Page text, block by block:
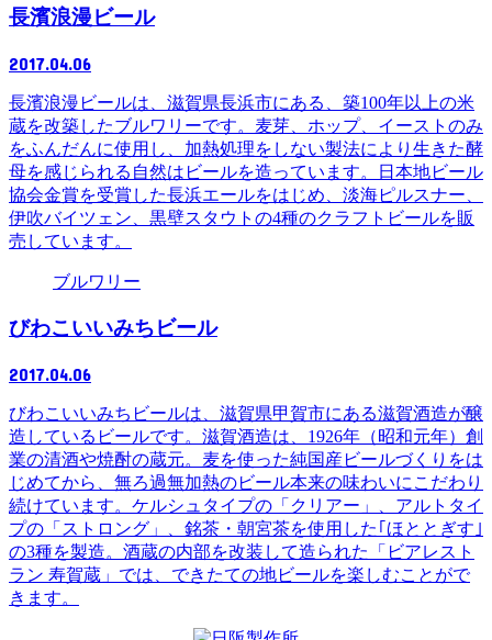
長濱浪漫ビール
2017.04.06
長濱浪漫ビールは、滋賀県長浜市にある、築100年以上の米
蔵を改築したブルワリーです。麦芽、ホップ、イーストのみ
をふんだんに使用し、加熱処理をしない製法により生きた酵
母を感じられる自然はビールを造っています。日本地ビール
協会金賞を受賞した長浜エールをはじめ、淡海ピルスナー、
伊吹バイツェン、黒壁スタウトの4種のクラフトビールを販
売しています。
ブルワリー
びわこいいみちビール
2017.04.06
びわこいいみちビールは、滋賀県甲賀市にある滋賀酒造が醸
造しているビールです。滋賀酒造は、1926年（昭和元年）創
業の清酒や焼酎の蔵元。麦を使った純国産ビールづくりをは
じめてから、無ろ過無加熱のビール本来の味わいにこだわり
続けています。ケルシュタイプの「クリアー」、アルトタイ
プの「ストロング」、銘茶・朝宮茶を使用した｢ほととぎす｣
の3種を製造。酒蔵の内部を改装して造られた「ビアレスト
ラン 寿賀蔵」では、できたての地ビールを楽しむことがで
きます。